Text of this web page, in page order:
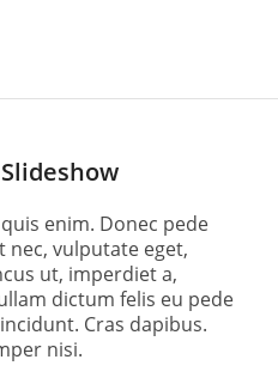
quis enim. Donec pede
nec, vulputate eget,
ut, imperdiet a,
dictum felis eu pede
Cras dapibus.
nisi.